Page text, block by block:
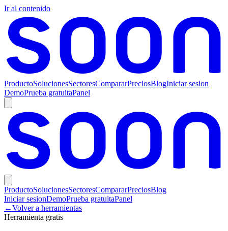
Ir al contenido
ProductoSolucionesSectoresCompararPreciosBlogIniciar sesion
DemoPrueba gratuitaPanel
ProductoSolucionesSectoresCompararPreciosBlog
Iniciar sesionDemoPrueba gratuitaPanel
←Volver a herramientas
Herramienta gratis